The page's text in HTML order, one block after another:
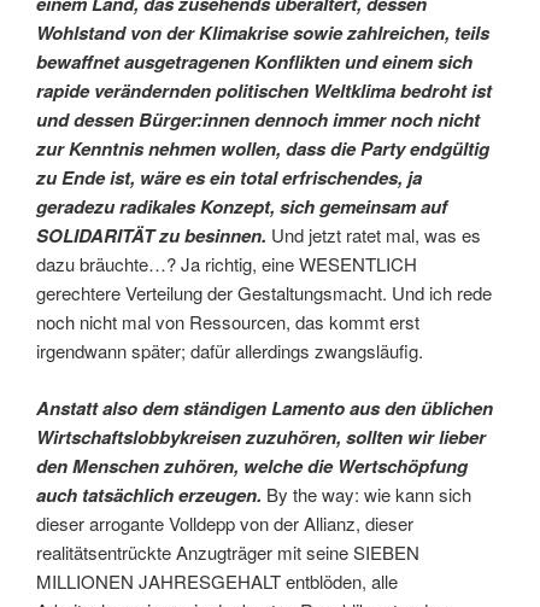
Wohlstand von der Klimakrise sowie zahlreichen, teils
bewaffnet ausgetragenen Konflikten und einem sich
rapide verändernden politischen Weltklima bedroht ist
und dessen Bürger:innen dennoch immer noch nicht
zur Kenntnis nehmen wollen, dass die Party endgültig
zu Ende ist, wäre es ein total erfrischendes, ja
geradezu radikales Konzept, sich gemeinsam auf
SOLIDARITÄT zu besinnen. Und jetzt ratet mal, was es
dazu bräuchte…? Ja richtig, eine WESENTLICH
gerechtere Verteilung der Gestaltungsmacht. Und ich rede
noch nicht mal von Ressourcen, das kommt erst
irgendwann später; dafür allerdings zwangsläufig.
Anstatt also dem ständigen Lamento aus den üblichen
Wirtschaftslobbykreisen zuzuhören, sollten wir lieber
den Menschen zuhören, welche die Wertschöpfung
auch tatsächlich erzeugen. By the way: wie kann sich
dieser arrogante Volldepp von der Allianz, dieser
realitätsentrückte Anzugträger mit seine SIEBEN
MILLIONEN JAHRESGEHALT entblöden, alle